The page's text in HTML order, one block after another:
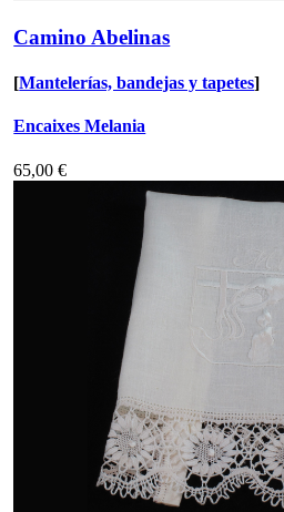
Camino Abelinas
[Mantelerías, bandejas y tapetes]
Encaixes Melania
65,00 €